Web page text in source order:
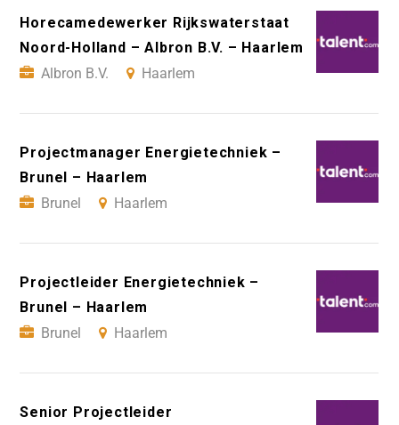
Horecamedewerker Rijkswaterstaat
Noord-Holland – Albron B.V. – Haarlem
Albron B.V.
Haarlem
Projectmanager Energietechniek –
Brunel – Haarlem
Brunel
Haarlem
Projectleider Energietechniek –
Brunel – Haarlem
Brunel
Haarlem
Senior Projectleider